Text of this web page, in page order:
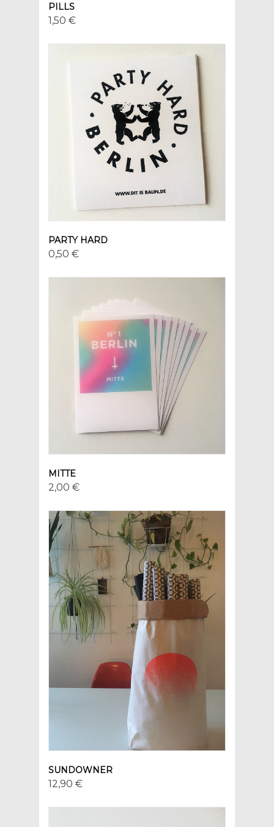
PILLS
1,50 €
PARTY HARD
0,50 €
MITTE
2,00 €
SUNDOWNER
12,90 €